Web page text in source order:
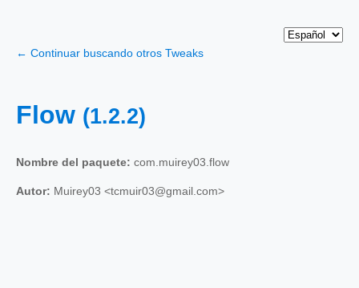
← Continuar buscando otros Tweaks
Flow (1.2.2)
Nombre del paquete: com.muirey03.flow
Autor: Muirey03 <tcmuir03@gmail.com>